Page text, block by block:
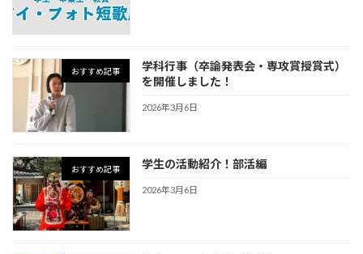
おすすめ記事
学科行事（卒論発表会・専攻賞授賞式）
を開催しました！
2026年3月6日
おすすめ記事 学生の活動紹介！部活編
2026年3月6日